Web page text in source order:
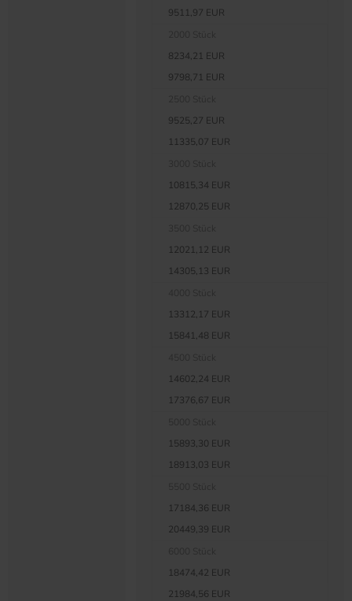
9511,97 EUR
8234,21 EUR
9798,71 EUR
9525,27 EUR
11335,07 EUR
10815,34 EUR
12870,25 EUR
12021,12 EUR
14305,13 EUR
13312,17 EUR
15841,48 EUR
14602,24 EUR
17376,67 EUR
15893,30 EUR
18913,03 EUR
17184,36 EUR
20449,39 EUR
18474,42 EUR
21984,56 EUR